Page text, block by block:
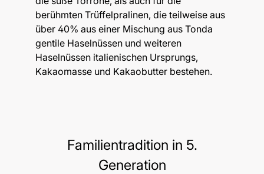
berühmten Trüffelpralinen, die teilweise aus
über 40% aus einer Mischung aus Tonda
gentile Haselnüssen und weiteren
Haselnüssen italienischen Ursprungs,
Kakaomasse und Kakaobutter bestehen.
Familientradition in 5.
Generation